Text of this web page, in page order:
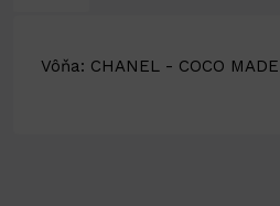
Vôňa: CHANEL - COCO